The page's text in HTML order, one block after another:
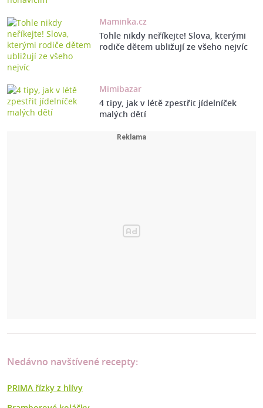
Maminka.cz
Tohle nikdy neříkejte! Slova, kterými
rodiče dětem ubližují ze všeho nejvíc
Mimibazar
4 tipy, jak v létě zpestřit jídelníček
malých dětí
Nedávno navštívené recepty:
PRIMA řízky z hlívy